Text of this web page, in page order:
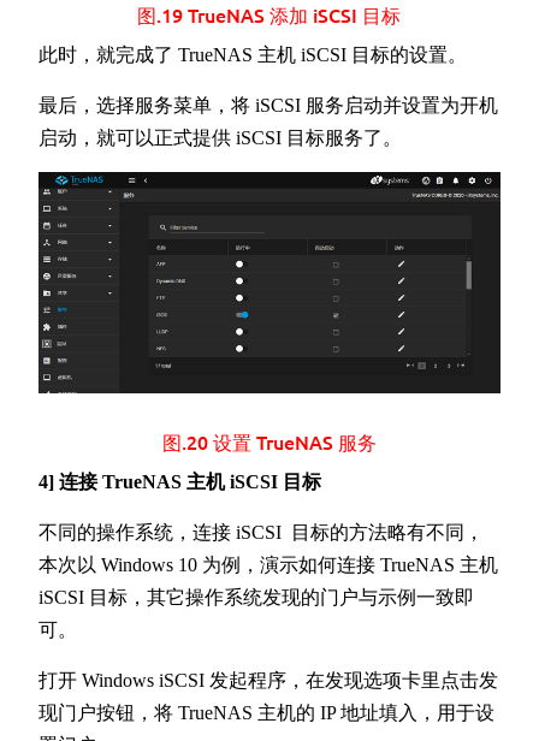
图.19 TrueNAS 添加 iSCSI 目标
此时，就完成了 TrueNAS 主机 iSCSI 目标的设置。
最后，选择服务菜单，将 iSCSI 服务启动并设置为开机
启动，就可以正式提供 iSCSI 目标服务了。
图.20 设置 TrueNAS 服务
4] 连接 TrueNAS 主机 iSCSI 目标
不同的操作系统，连接 iSCSI 目标的方法略有不同，
本次以 Windows 10 为例，演示如何连接 TrueNAS 主机
iSCSI 目标，其它操作系统发现的门户与示例一致即
可。
打开 Windows iSCSI 发起程序，在发现选项卡里点击发
现门户按钮，将 TrueNAS 主机的 IP 地址填入，用于设